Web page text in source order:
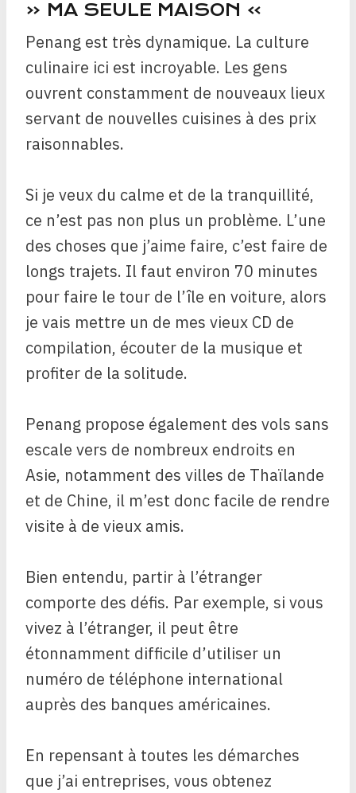
« MA SEULE MAISON »
Penang est très dynamique. La culture
culinaire ici est incroyable. Les gens
ouvrent constamment de nouveaux lieux
servant de nouvelles cuisines à des prix
raisonnables.
Si je veux du calme et de la tranquillité,
ce n’est pas non plus un problème. L’une
des choses que j’aime faire, c’est faire de
longs trajets. Il faut environ 70 minutes
pour faire le tour de l’île en voiture, alors
je vais mettre un de mes vieux CD de
compilation, écouter de la musique et
profiter de la solitude.
Penang propose également des vols sans
escale vers de nombreux endroits en
Asie, notamment des villes de Thaïlande
et de Chine, il m’est donc facile de rendre
visite à de vieux amis.
Bien entendu, partir à l’étranger
comporte des défis. Par exemple, si vous
vivez à l’étranger, il peut être
étonnamment difficile d’utiliser un
numéro de téléphone international
auprès des banques américaines.
En repensant à toutes les démarches
que j’ai entreprises, vous obtenez